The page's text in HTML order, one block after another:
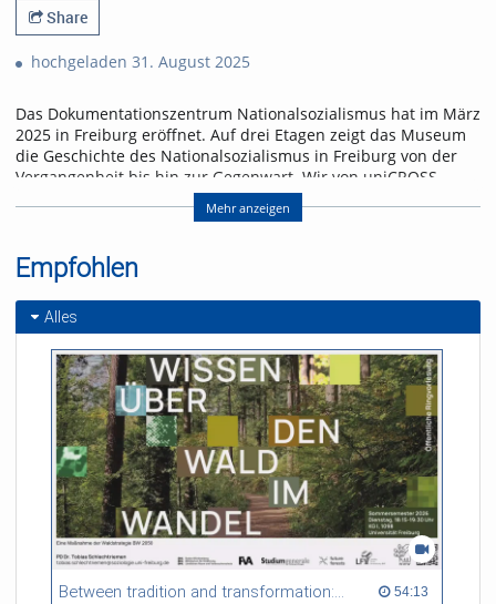
Share
hochgeladen 31. August 2025
Das Dokumentationszentrum Nationalsozialismus hat im März
2025 in Freiburg eröffnet. Auf drei Etagen zeigt das Museum
die Geschichte des Nationalsozialismus in Freiburg von der
Vergangenheit bis hin zur Gegenwart. Wir von uniCROSS
haben Caroline Klemm bei einer ihrer Museumsführungen
begleitet und blicken in die NS-Zeit zurück.
Referent/in:
Andreas Nagel
Mehr anzeigen
Empfohlen
Alles
Between tradition and transformation: how owners, advisers and institutions co-create knowledge for resilient forests in Europe 54:13
54:13 duration